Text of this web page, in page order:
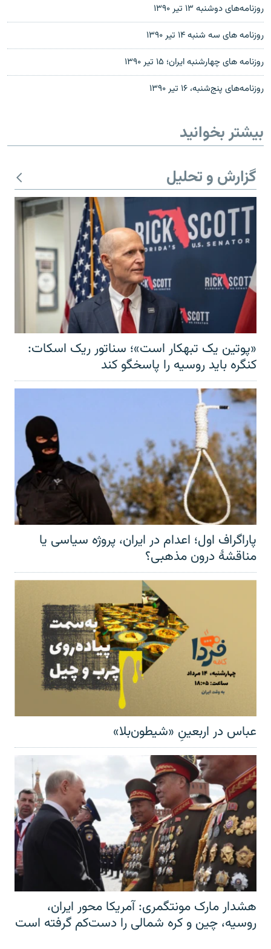
روزنامه‌های دوشنبه ۱۳ تیر ۱۳۹۰
روزنامه های سه شنبه ۱۴ تير ۱۳۹۰
روزنامه های چهارشنبه ایران؛ ۱۵ تير ۱۳۹۰
روزنامه‌های پنج‌شنبه، ۱۶ تیر ۱۳۹۰
بیشتر بخوانید
گزارش و تحلیل
«پوتین یک تبهکار است»؛ سناتور ریک اسکات:
کنگره باید روسیه را پاسخگو کند
پاراگراف اول؛ اعدام در ایران، پروژه سیاسی یا
مناقشهٔ درون مذهبی؟
عباس در اربعینِ «شیطون‌بلا»
هشدار مارک مونتگمری: آمریکا محور ایران،
روسیه، چین و کره شمالی را دست‌کم گرفته است